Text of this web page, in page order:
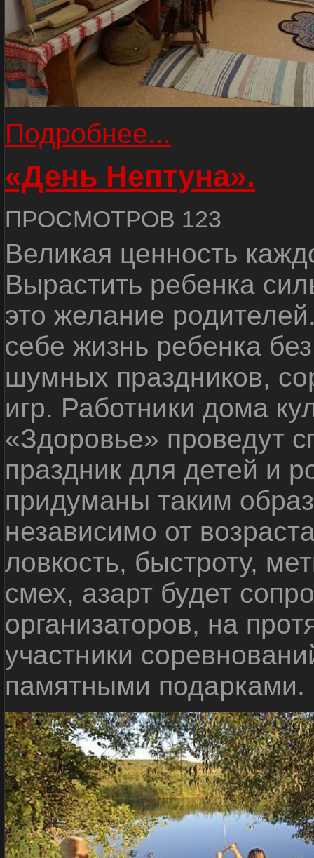
Подробнее...
«День Нептуна».
ПРОСМОТРОВ 123
Великая ценность
Вырастить ребенка
это желание
себе жизнь ребенка
шумных праздников,
игр. Работники дома
«Здоровье» проведут
праздник для детей и
придуманы таким
независимо от
ловкость, быстроту,
смех, азарт будет
организаторов, на
участники
памятными подарками.